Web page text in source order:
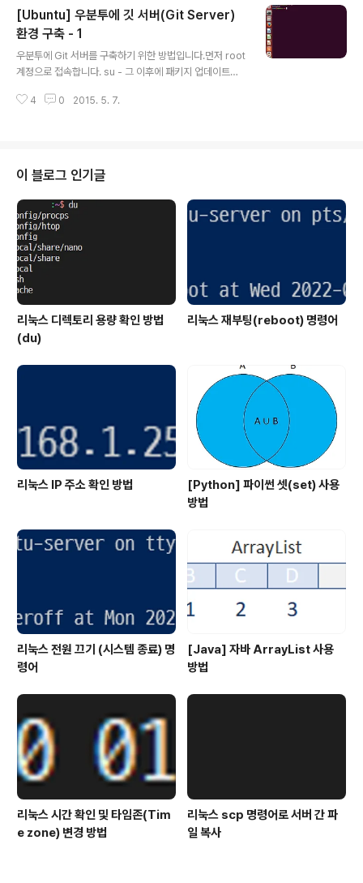
생성할 때는 사용할 비밀번호를 입력하고 이름 등은 따로
입력하지 않아도 됩니다.이름 등의 정보는 그냥 엔터를 눌
러서 스킵하면 됩니다.정보가 맞으면 Y를 눌러서 계정을
생성하면 됩니다. 동일하게 git-repo 계정도 생성합니다.
하게 됩..
[Ubuntu] 우분투에 깃 서버(Git Server)
환경 구축 - 1
우분투에 Git 서버를 구축하기 위한 방법입니다.먼저 root
계정으로 접속합니다. su - 그 이후에 패키지 업데이트를
에 Git을 설치하면 됩니다.Git 설치는 간단하게 다음 명령
니다.그렇기 때문에 Gitolite를 설치해서 Git 서버를 관리
하고 사용할 수 있는 환경을 구성합니다.Gitolite 설치는
아래 링크에서 확인 가능합니다.2015/05/08 - [Progra
mming/Git] - [Ubuntu] 우분투에 깃 서버(Git Server)
환경 구축..
4 0 2015. 5. 7.
이 블로그 인기글
리눅스 디렉토리 용량 확인 방법
(du)
리눅스 재부팅(reboot) 명령어
리눅스 IP 주소 확인 방법
[Python] 파이썬 셋(set) 사용
방법
리눅스 전원 끄기 (시스템 종료) 명
령어
[Java] 자바 ArrayList 사용
방법
리눅스 시간 확인 및 타임존(Tim
e zone) 변경 방법
리눅스 scp 명령어로 서버 간 파
일 복사